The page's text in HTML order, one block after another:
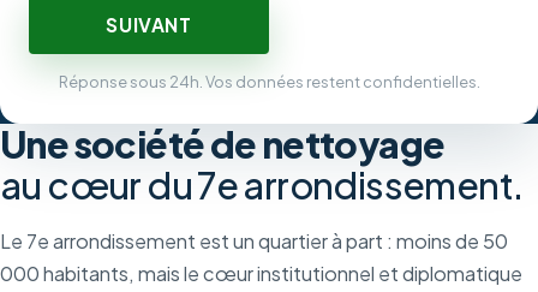
SUIVANT
Réponse sous 24h. Vos données restent confidentielles.
Une société de nettoyage
au cœur du 7e arrondissement.
Le 7e arrondissement est un quartier à part : moins de 50
000 habitants, mais le cœur institutionnel et diplomatique